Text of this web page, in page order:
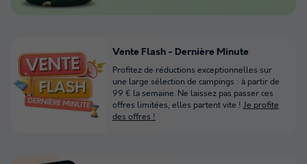
Vente Flash - Dernière Minute
Profitez de réductions exceptionnelles sur
une large sélection de campings : à partir de
99 € la semaine. Ne laissez pas passer ces
offres limitées, elles partent vite ! Je profite
des offres !